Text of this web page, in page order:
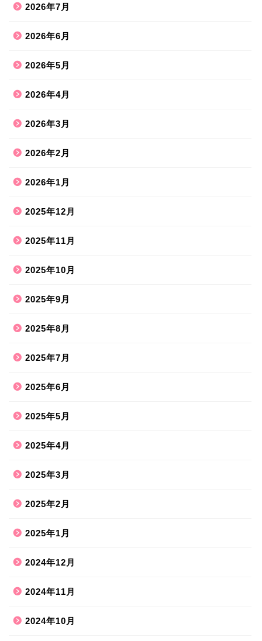
2026年7月
2026年6月
2026年5月
2026年4月
2026年3月
2026年2月
2026年1月
2025年12月
2025年11月
2025年10月
2025年9月
2025年8月
2025年7月
2025年6月
2025年5月
2025年4月
2025年3月
2025年2月
2025年1月
2024年12月
2024年11月
2024年10月